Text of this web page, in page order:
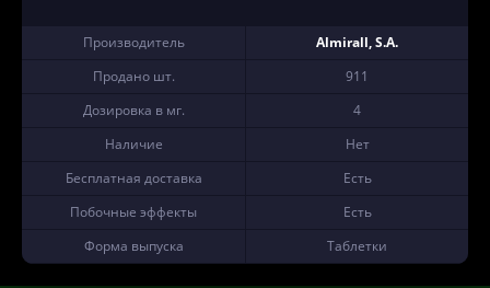
Производитель
Almirall, S.A.
Продано шт.
911
Дозировка в мг.
4
Наличие
Нет
Бесплатная доставка
Есть
Побочные эффекты
Есть
Форма выпуска
Таблетки